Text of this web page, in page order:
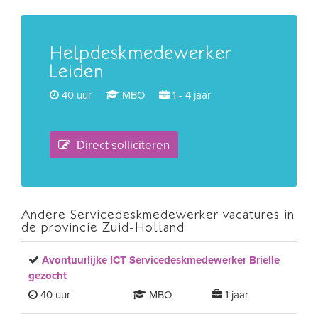
Helpdeskmedewerker
Leiden
40 uur MBO 1 - 4 jaar
Direct solliciteren
Andere Servicedeskmedewerker vacatures in
de provincie Zuid-Holland
Avontuurlijke ICT Servicedeskmedewerker Brielle
gezocht
40 uur
MBO 1 jaar